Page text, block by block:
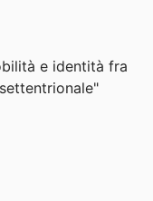
e identità fra